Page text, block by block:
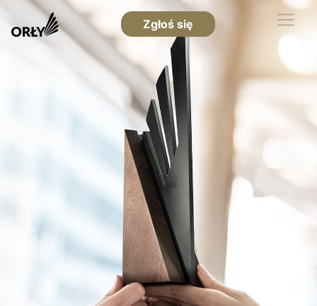
Zgłoś się